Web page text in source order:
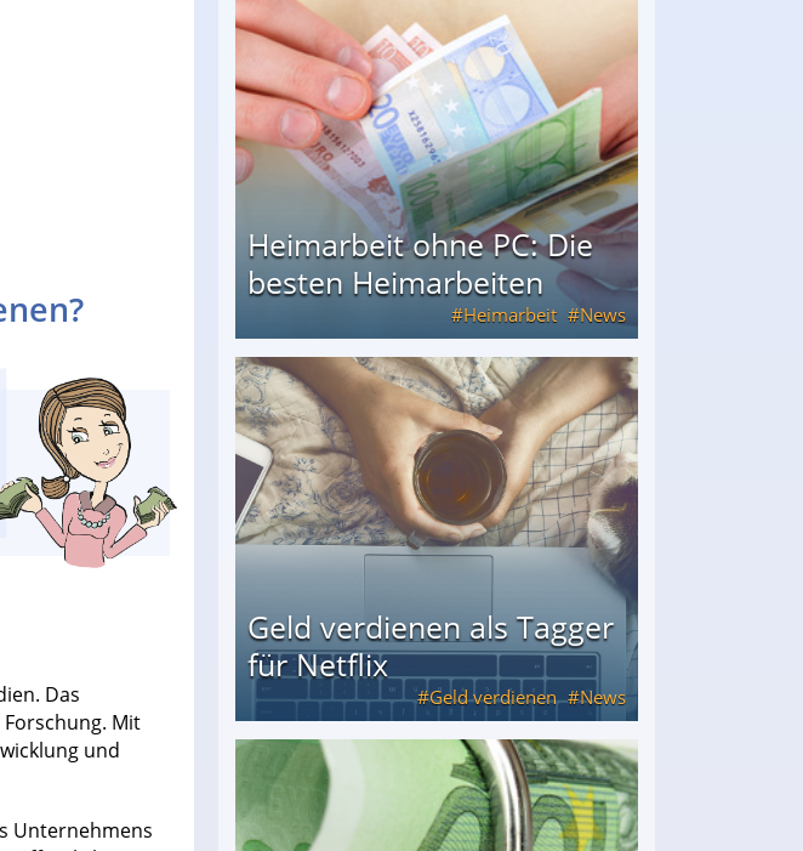
Das
Mit
und
Unternehmens
Heimarbeit ohne PC: Die
besten Heimarbeiten
Heimarbeit News
Die besten Heimarbeiten
Geld verdienen als Tagger
für Netflix
Geld verdienen News